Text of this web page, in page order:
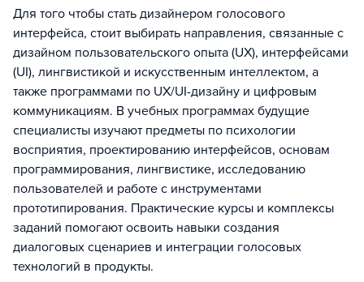
Для того чтобы стать дизайнером голосового
интерфейса, стоит выбирать направления, связанные с
дизайном пользовательского опыта (UX), интерфейсами
(UI), лингвистикой и искусственным интеллектом, а
также программами по UX/UI-дизайну и цифровым
коммуникациям. В учебных программах будущие
специалисты изучают предметы по психологии
восприятия, проектированию интерфейсов, основам
программирования, лингвистике, исследованию
пользователей и работе с инструментами
прототипирования. Практические курсы и комплексы
заданий помогают освоить навыки создания
диалоговых сценариев и интеграции голосовых
технологий в продукты.